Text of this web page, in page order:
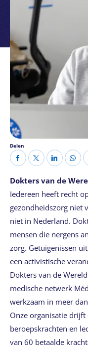
Delen
Dokters van de
Iedereen heeft recht
gezondheidszorg niet
niet in Nederland.
mensen die nergens
zorg. Getuigenissen
een activistische
Dokters van de
medische netwerk
werkzaam in meer
Onze organisatie
beroepskrachten en
van 60 betaalde